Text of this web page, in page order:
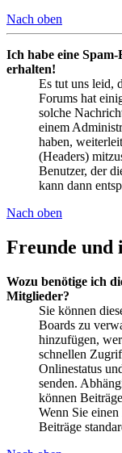
Nach oben
Ich habe eine
erhalten!
Es tut uns leid,
Forums hat
solche
einem
haben,
(Headers)
Benutzer, der
kann dann
Nach oben
Freunde
Wozu benötige ich
Mitglieder?
Sie können
Boards zu
hinzufügen,
schnellen
Onlinestatus
senden.
können
Wenn Sie
Beiträge